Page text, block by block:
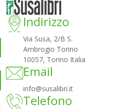
Indirizzo
Via Susa, 2/B S.
Ambrogio Torino
10057, Torino Italia
Email
info@susalibri.it
Telefono